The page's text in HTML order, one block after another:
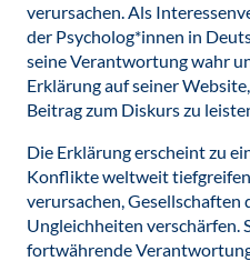
verursachen. Als
der Psycholog*innen in
seine Verantwortung wahr
Erklärung auf seiner
Beitrag zum Diskurs zu
Die Erklärung erscheint zu
Konflikte weltweit
verursachen, Gesellschaften
Ungleichheiten verschärfen.
fortwährende